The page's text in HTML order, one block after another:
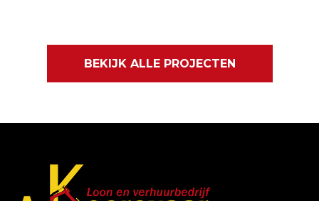
BEKIJK ALLE PROJECTEN